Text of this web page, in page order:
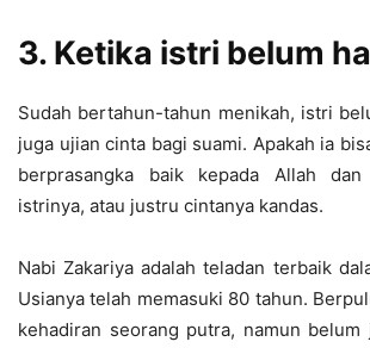
3. Ketika istri belum
Sudah bertahun-tahun menikah, istri
juga ujian cinta bagi suami. Apakah ia
berprasangka baik kepada Allah
istrinya, atau justru cintanya kandas.
Nabi Zakariya adalah teladan terbaik
Usianya telah memasuki 80 tahun.
kehadiran seorang putra, namun belum